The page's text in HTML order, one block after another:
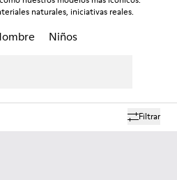
naturales, iniciativas reales.
Niños
Filtrar